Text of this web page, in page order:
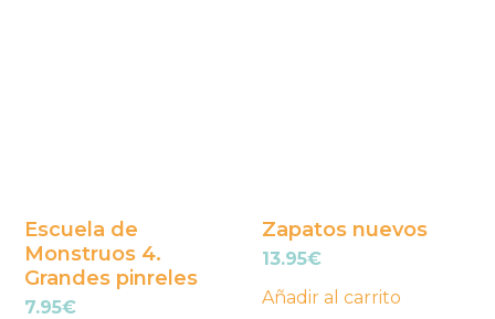
Escuela de
Monstruos 4.
Grandes pinreles
7.95€
Zapatos nuevos
13.95€
Añadir al carrito